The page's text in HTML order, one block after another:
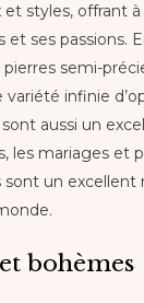
styles, offrant
ses passions.
semi-
infinie
aussi un
les mariages et
un
bohèmes